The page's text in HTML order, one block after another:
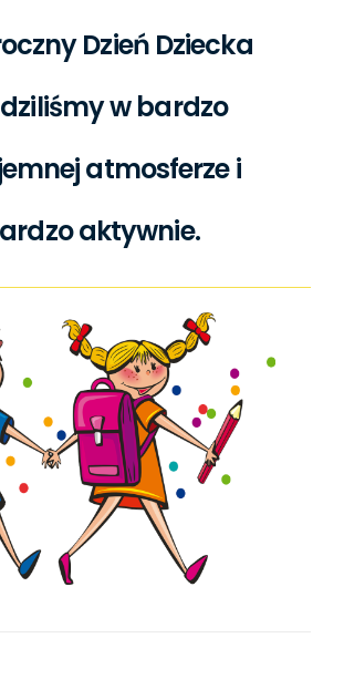
Dzień Dziecka
w bardzo
atmosferze i
aktywnie.